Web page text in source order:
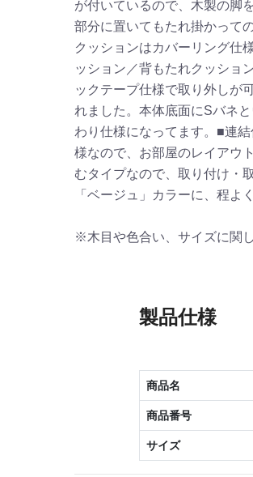
が付いているので、木製の脚
部分に置いてもたれ掛かって
クッションはカバーリング仕
ッション／背もたれクッショ
ックテープ仕様で取り外しが
れました。本体底面にSバネ
わり仕様になってます。■連
様なので、お部屋のレイアウ
むタイプなので、取り付け・
「ベージュ」カラーに、程よ
※木目や色合い、サイズに関
製品仕様
商品名
商品番号
サイズ